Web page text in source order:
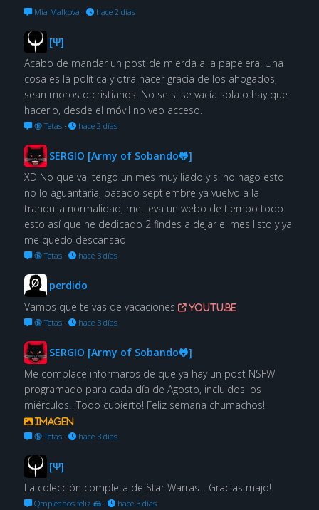
Mia Malkova · hace 2 días
[Ψ]
Acabo de mandar un post de mierda a la papelera. Una
cosa es la política y otra hacer gracia de los ahogados,
sean moros o cristianos. No se si se vacía sola o hay que
hacerlo, desde el móvil no veo acceso.
🔞 Tetas· hace 2 días
SERGIO [Army of Sobando🐸]
XD No que va, tengo un mes muy liado y si no hago esto
no lo aguantaría, pasado septiembre ya vuelvo a la
tranquila normalidad, me lleva un webo de tiempo todo
esto así que he dedicado 2 findes a dejar el mes listo y ya
me quedo descansao
🔞 Tetas· hace 3 días
perdido
Vamos que te vas de vacaciones
youtu.be
🔞 Tetas· hace 3 días
SERGIO [Army of Sobando🐸]
Me complace informaros de que ya hay un post NSFW
programado para cada día de Agosto, incluidos los
miérculos. ¡Todo cubierto! Feliz semana chumachos!
Imagen
🔞 Tetas· hace 3 días
[Ψ]
La colección completa de Star Warras... Gracias majo!
Qmpleaños feliz 🍰· hace 3 días